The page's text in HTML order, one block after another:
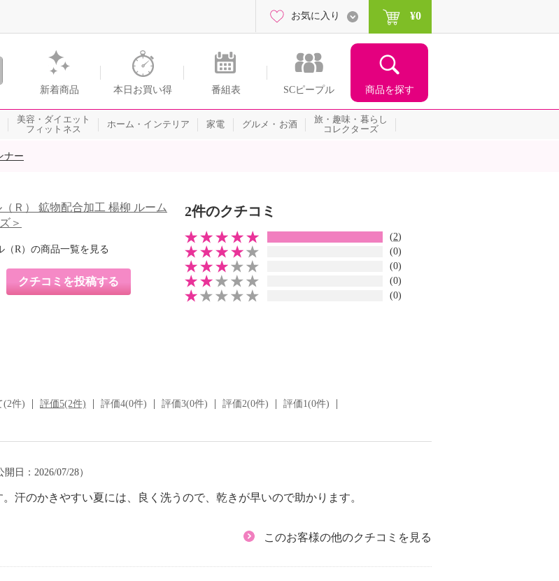
ッピングのショップチャンネル
新着商品 本日お買い得 番組表 SCピープル 商品を探す
お気に入り ¥0
美容・ダイエット
フィットネス
ホーム・インテリア 家電 グルメ・お酒
旅・趣味・暮らし
コレクターズ
ナー
Ｒ） 鉱物配合加工 楊柳 ルーム
＞
（R）の商品一覧を見る
クチコミを投稿する
2件のクチコミ
(2)
(0)
(0)
(0)
(0)
(2件) 評価5(2件) 評価4(0件) 評価3(0件) 評価2(0件) 評価1(0件)
日：2026/07/28）
汗のかきやすい夏には、良く洗うので、乾きが早いので助かります。
このお客様の他のクチコミを見る